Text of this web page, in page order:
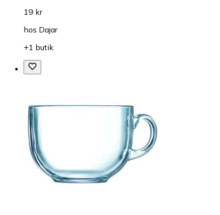
19 kr
hos Dajar
+1 butik